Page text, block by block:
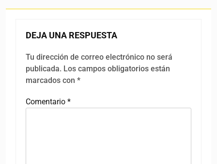
DEJA UNA RESPUESTA
Tu dirección de correo electrónico no será
publicada. Los campos obligatorios están
marcados con *
Comentario *